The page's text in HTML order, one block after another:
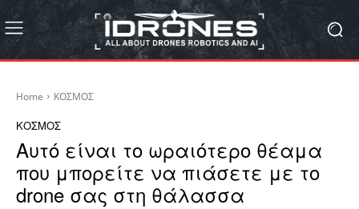
Home ΚΟΣΜΟΣ
ΚΟΣΜΟΣ
Αυτό είναι το ωραιότερο θέαμα
που μπορείτε να πιάσετε με το
drone σας στη θάλασσα